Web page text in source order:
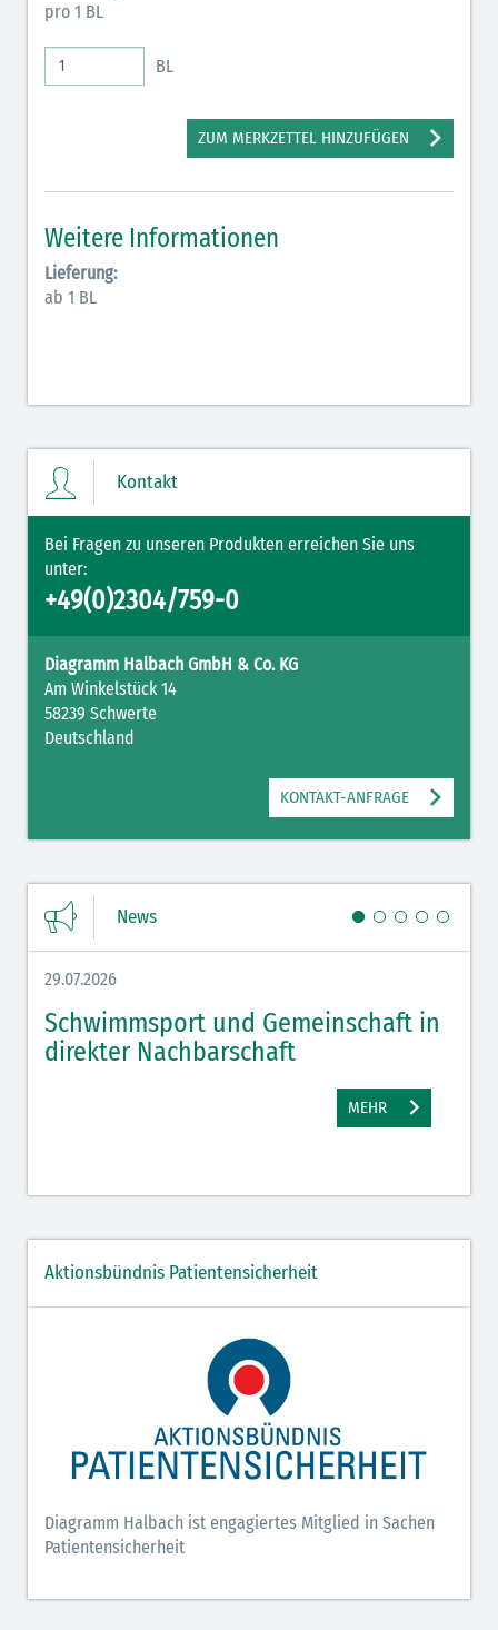
Bronchodilatatoren (blau-braun)
Antikonvulsiva (grau-lila)
Elektrolyte (grün-pink)
Elektrolyte Kalium (grün-blau)
Elektrolyte NaCl (grün)
pro 1 BL
BL
ZUM MERKZETTEL HINZUFÜGEN
Weitere Informationen
Lieferung:
ab 1 BL
Kontakt
Bei Fragen zu unseren Produkten erreichen Sie uns
unter:
+49(0)2304/759-0
Diagramm Halbach GmbH & Co. KG
Am Winkelstück 14
58239 Schwerte
Deutschland
KONTAKT-ANFRAGE
News
29.07.2026
Schwimmsport und Gemeinschaft in
direkter Nachbarschaft
MEHR
Aktionsbündnis Patientensicherheit
Diagramm Halbach ist engagiertes Mitglied in Sachen
Patientensicherheit